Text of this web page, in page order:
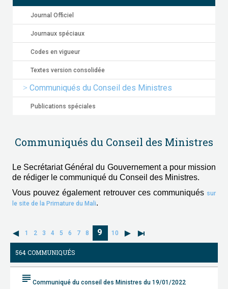
Journal Officiel
Journaux spéciaux
Codes en vigueur
Textes version consolidée
Communiqués du Conseil des Ministres
Publications spéciales
Communiqués du Conseil des Ministres
Le Secrétariat Général du Gouvernement a pour mission
de rédiger le communiqué du Conseil des Ministres.
Vous pouvez également retrouver ces communiqués sur
le site de la Primature du Mali.
1 2 3 4 5 6 7 8 9 10
564 COMMUNIQUÉS
subject Communiqué du conseil des Ministres du 19/01/2022